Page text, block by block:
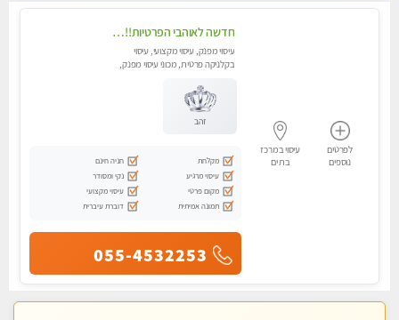
לפרטים
נוספים
עיסוי במרכז
בת ים
חדשה לאוהבי הפרטיות!!בראשון לציון! מעסה vip מפנקת בקליניקה פרטית לחלוטין!!! לבד! לרציניים בלבד! מומלץ!
עיסוי מפנק, עיסוי מקצועי, עיסוי
בקלניקה פרטית, מכוני עיסוי מפנק,
זהב
מקלחת
חניה חינם
עיסוי מרגיע
נקי ומסודר
מקום פרטי
עיסוי מקצועי
תמונה אמיתית
דוברת עיברית
055-4532253